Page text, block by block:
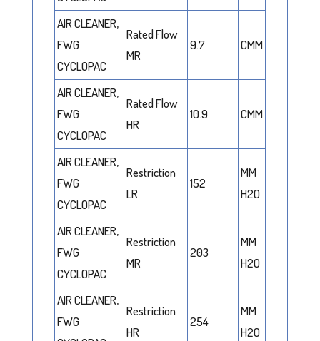
AIR CLEANER,
FWG
CYCLOPAC
Rated Flow
MR
9.7 CMM
AIR CLEANER,
FWG
CYCLOPAC
Rated Flow
HR
10.9 CMM
AIR CLEANER,
FWG
CYCLOPAC
Restriction
LR
152
MM
H2O
AIR CLEANER,
FWG
CYCLOPAC
Restriction
MR
203
MM
H2O
AIR CLEANER,
FWG
Restriction
HR
254
MM
H2O